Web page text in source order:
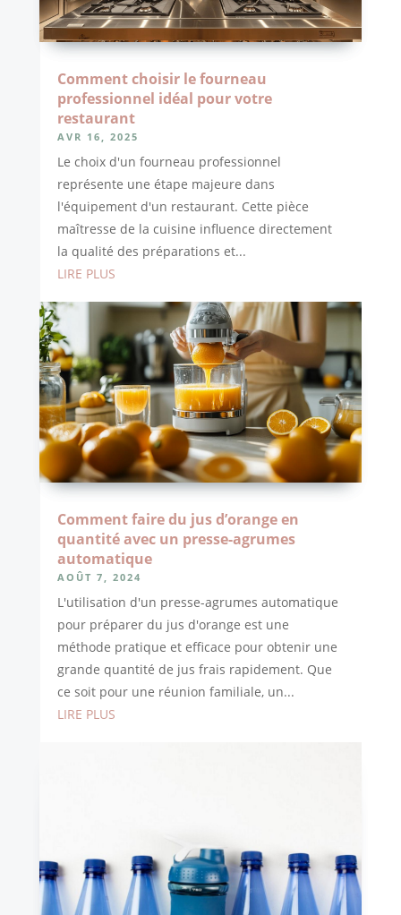
Comment choisir le fourneau
professionnel idéal pour votre
restaurant
AVR 16, 2025
Le choix d'un fourneau professionnel
représente une étape majeure dans
l'équipement d'un restaurant. Cette pièce
maîtresse de la cuisine influence directement
la qualité des préparations et...
LIRE PLUS
Comment faire du jus d’orange en
quantité avec un presse-agrumes
automatique
AOÛT 7, 2024
L'utilisation d'un presse-agrumes automatique
pour préparer du jus d'orange est une
méthode pratique et efficace pour obtenir une
grande quantité de jus frais rapidement. Que
ce soit pour une réunion familiale, un...
LIRE PLUS